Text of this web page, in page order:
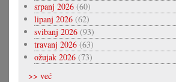
srpanj 2026 (60)
lipanj 2026 (62)
svibanj 2026 (93)
travanj 2026 (63)
ožujak 2026 (73)
>> već